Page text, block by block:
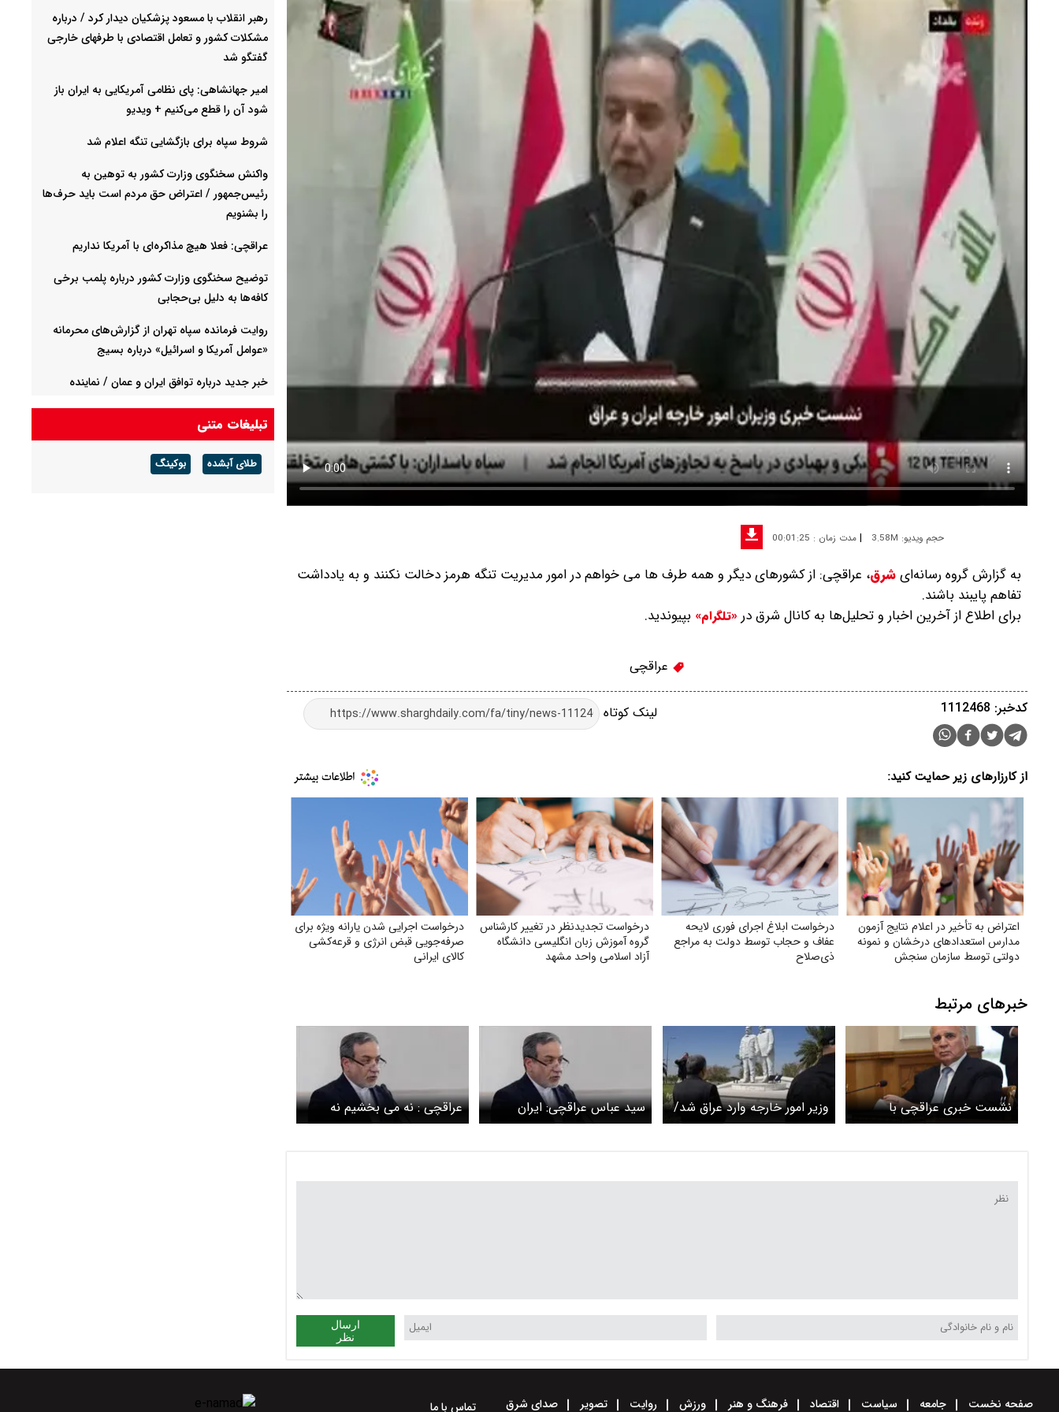
حجم ویدیو: 3.58M | مدت زمان : 00:01:25
به گزارش گروه رسانه‌ایشرق، عراقچی: از کشورهای دیگر و همه طرف ها می خواهم در امور مدیریت تنگه هرمز دخالت نکنند و به یادداشت
تفاهم پایبند باشند.
برای اطلاع از آخرین اخبار و تحلیل‌ها به کانال شرق در «تلگرام» بپیوندید.
عراقچی
لینک کوتاه کدخبر: 1112468
از کارزارهای زیر حمایت کنید:
اعتراض به تأخیر در اعلام نتایج آزمون
مدارس استعدادهای درخشان و نمونه
دولتی توسط سازمان سنجش
درخواست ابلاغ اجرای فوری لایحه
عفاف و حجاب توسط دولت به مراجع
ذی‌صلاح
درخواست تجدیدنظر در تغییر کارشناس
گروه آموزش زبان انگلیسی دانشگاه
آزاد اسلامی واحد مشهد
درخواست اجرایی شدن یارانه ویژه برای
صرفه‌جویی قبض انرژی و قرعه‌کشی
کالای ایرانی
خبرهای مرتبط
نشست خبری عراقچی با
همتای عراقی خود / فواد
وزیر امور خارجه وارد عراق شد/
ادای احترام عراقچی به مقام
سید عباس عراقچی: ایران
بزرگ‌ترین قربانی سلاح‌های
عراقچی : نه می بخشیم نه
فراموش خواهیم کرد
ارسال
نظر
رهبر انقلاب با مسعود پزشکیان دیدار کرد / درباره
مشکلات کشور و تعامل اقتصادی با طرفهای خارجی
گفتگو شد
امیر جهانشاهی: پای نظامی آمریکایی به ایران باز
شود آن را قطع می‌کنیم + ویدیو
شروط سپاه برای بازگشایی تنگه اعلام شد
واکنش سخنگوی وزارت کشور به توهین به
رئیس‌جمهور / اعتراض حق مردم است باید حرف‌ها
را بشنویم
عراقچی: فعلا هیچ مذاکره‌ای با آمریکا نداریم
توضیح سخنگوی وزارت کشور درباره پلمب برخی
کافه‌ها به دلیل بی‌حجابی
روایت فرمانده سپاه تهران از گزارش‌های محرمانه
«عوامل آمریکا و اسرائیل» درباره بسیج
خبر جدید درباره توافق ایران و عمان / نماینده
نشود
سخنگوی سپاه: تنگه هرمز را تا زمانی که دشمن همه
شرایط ما را بپذیرد حفظ می‌کنیم + ویدئو
تبلیغات متنی
طلای آبشده بوکینگ
صفحه نخست جامعه سیاست اقتصاد فرهنگ و هنر ورزش روایت تصویر صدای شرق تماس با ما